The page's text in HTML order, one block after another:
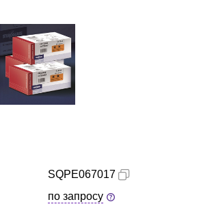
SQPE067017
по запросу